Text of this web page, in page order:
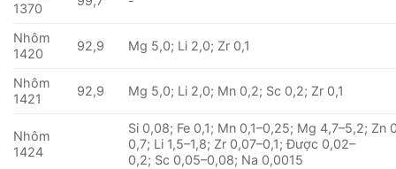
1370
Nhôm
1420
92,9 Mg 5,0; Li 2,0; Zr 0,1
Nhôm
1421
92,9 Mg 5,0; Li 2,0; Mn 0,2; Sc 0,2; Zr 0,1
Nhôm
1424
Si 0,08; Fe 0,1; Mn 0,1–0,25; Mg 4,7–5,2; Zn
0,7; Li 1,5–1,8; Zr 0,07–0,1; Được 0,02–
0,2; Sc 0,05–0,08; Na 0,0015